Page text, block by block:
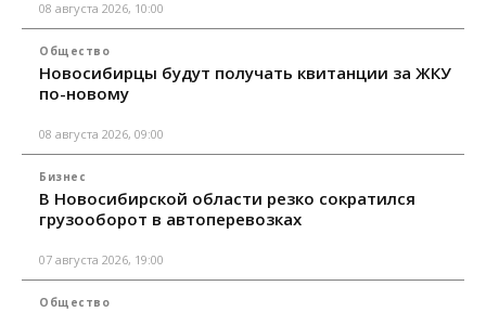
08 августа 2026, 10:00
Общество
Новосибирцы будут получать квитанции за ЖКУ
по-новому
08 августа 2026, 09:00
Бизнес
В Новосибирской области резко сократился
грузооборот в автоперевозках
07 августа 2026, 19:00
Общество